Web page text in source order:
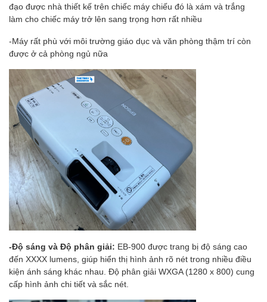
đạo được nhà thiết kế trên chiếc máy chiếu đó là xám và trắng
làm cho chiếc máy trở lên sang trọng hơn rất nhiều
-Máy rất phù với môi trường giáo dục và văn phòng thậm trí còn
được ở cả phòng ngủ nữa
-Độ sáng và Độ phân giải: EB-900 được trang bị độ sáng cao
đến XXXX lumens, giúp hiển thị hình ảnh rõ nét trong nhiều điều
kiện ánh sáng khác nhau. Độ phân giải WXGA (1280 x 800) cung
cấp hình ảnh chi tiết và sắc nét.